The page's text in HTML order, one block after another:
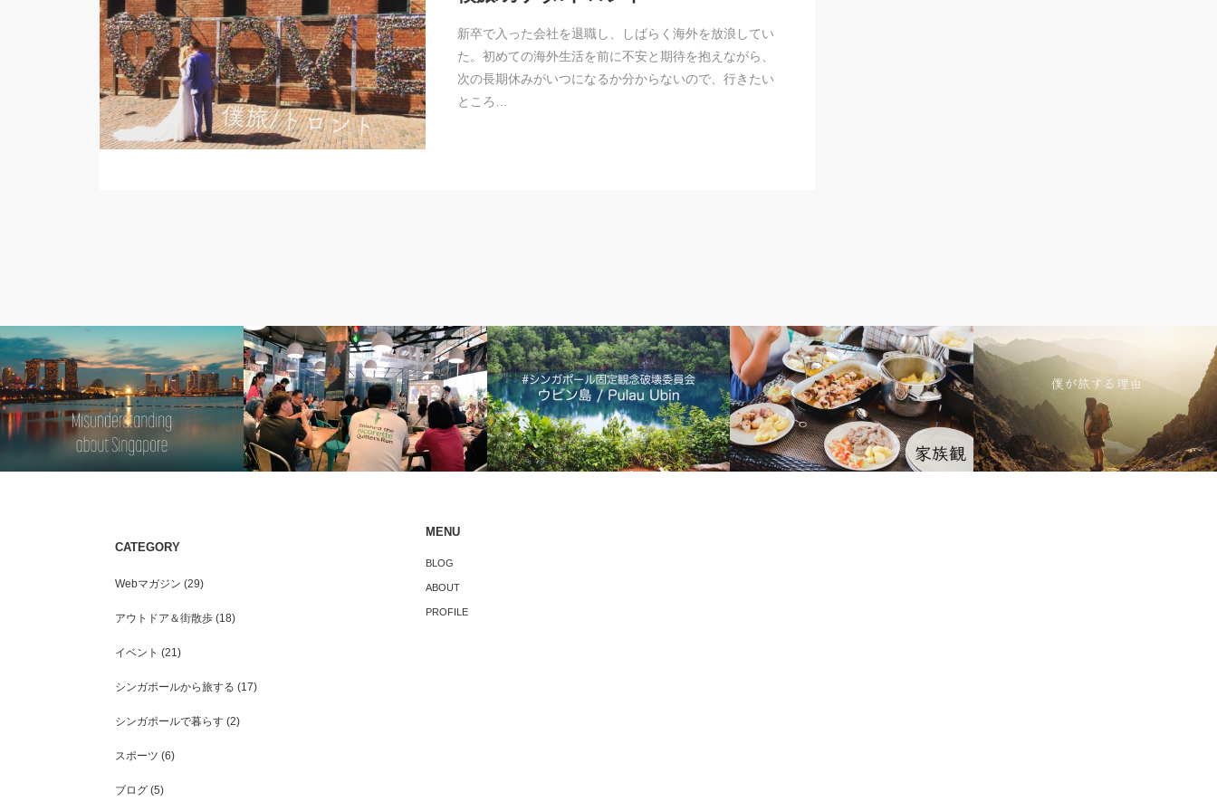
新卒で入った会社を退職し、しばらく海外を放浪してい
た。初めての海外生活を前に不安と期待を抱えながら、
次の長期休みがいつになるか分からないので、行きたい
ところ…
シンガポールでの地域PRイベントで感
じた「町おこし」における大事な3つの
CATEGORY
Webマガジン (29)
アウトドア＆街散歩(18)
イベント (21)
シンガポールから旅する (17)
シンガポールで暮らす(2)
スポーツ (6)
ブログ(5)
MENU
BLOG
ABOUT
PROFILE